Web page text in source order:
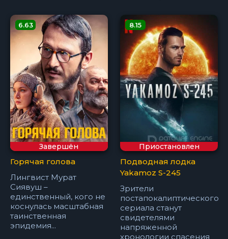
Завершён
6.63
Горячая голова
Лингвист Мурат
Сиявуш –
единственный, кого не
коснулась масштабная
таинственная
эпидемия...
Приостановлен
8.15
Подводная лодка
Yakamoz S-245
Зрители
постапокалиптического
сериала станут
свидетелями
напряженной
хронологии спасения